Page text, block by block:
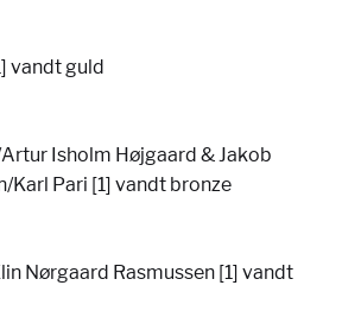
vandt guld
Isholm Højgaard & Jakob
Karl Pari [1] vandt bronze
Nørgaard Rasmussen [1] vandt